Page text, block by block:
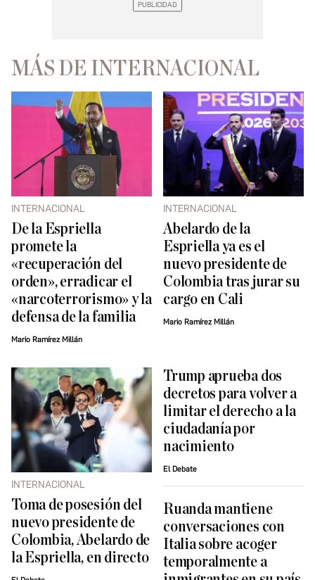
MÁS DE INTERNACIONAL
INTERNACIONAL
De la Espriella
promete la
«recuperación del
orden», erradicar el
«narcoterrorismo» y la
defensa de la familia
Mario Ramírez Millán
INTERNACIONAL
Abelardo de la
Espriella ya es el
nuevo presidente de
Colombia tras jurar su
cargo en Cali
Mario Ramírez Millán
INTERNACIONAL
Toma de posesión del
nuevo presidente de
Colombia, Abelardo de
la Espriella, en directo
Trump aprueba dos
decretos para volver a
limitar el derecho a la
ciudadanía por
nacimiento
El Debate
Ruanda mantiene
conversaciones con
Italia sobre acoger
temporalmente a